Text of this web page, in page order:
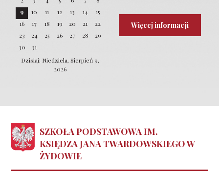
9
10 11 12 13 14
15
16
17 18 19 20 21
22
23
24 25 26 27 28
29
30
31
Dzisiaj: Niedziela, Sierpień 9,
2026
Więcej informacji
SZKOŁA PODSTAWOWA IM.
KSIĘDZA JANA TWARDOWSKIEGO W
ŻYDOWIE